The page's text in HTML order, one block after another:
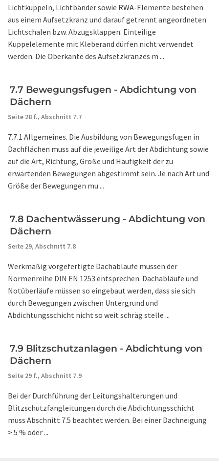
Lichtkuppeln, Lichtbänder sowie RWA-Elemente bestehen
aus einem Aufsetzkranz und darauf getrennt angeordneten
Lichtschalen bzw. Abzugsklappen. Einteilige
Kuppelelemente mit Kleberand dürfen nicht verwendet
werden. Die Oberkante des Aufsetzkranzes m ...
7.7 Bewegungsfugen - Abdichtung von
Dächern
Seite 28 f., Abschnitt 7.7
7.7.1 Allgemeines. Die Ausbildung von Bewegungsfugen in
Dachflächen muss auf die jeweilige Art der Abdichtung sowie
auf die Art, Richtung, Größe und Häufigkeit der zu
erwartenden Bewegungen abgestimmt sein. Je nach Art und
Größe der Bewegungen mu ...
7.8 Dachentwässerung - Abdichtung von
Dächern
Seite 29, Abschnitt 7.8
Werkmäßig vorgefertigte Dachabläufe müssen der
Normenreihe DIN EN 1253 entsprechen. Dachabläufe und
Notüberläufe müssen so eingebaut werden, dass sie sich
durch Bewegungen zwischen Untergrund und
Abdichtungsschicht nicht so weit schräg stelle ...
7.9 Blitzschutzanlagen - Abdichtung von
Dächern
Seite 29 f., Abschnitt 7.9
Bei der Durchführung der Leitungshalterungen und
Blitzschutzfangleitungen durch die Abdichtungsschicht
muss Abschnitt 7.5 beachtet werden. Bei einer Dachneigung
> 5 % oder ...